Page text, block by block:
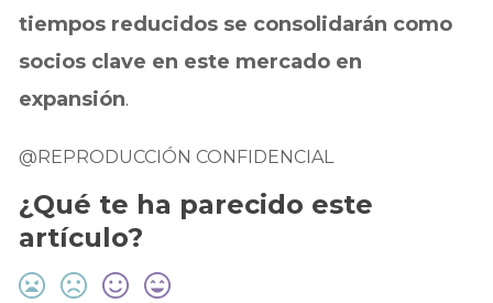
tiempos reducidos se consolidarán como
socios clave en este mercado en
expansión.
@REPRODUCCIÓN CONFIDENCIAL
¿Qué te ha parecido este
artículo?